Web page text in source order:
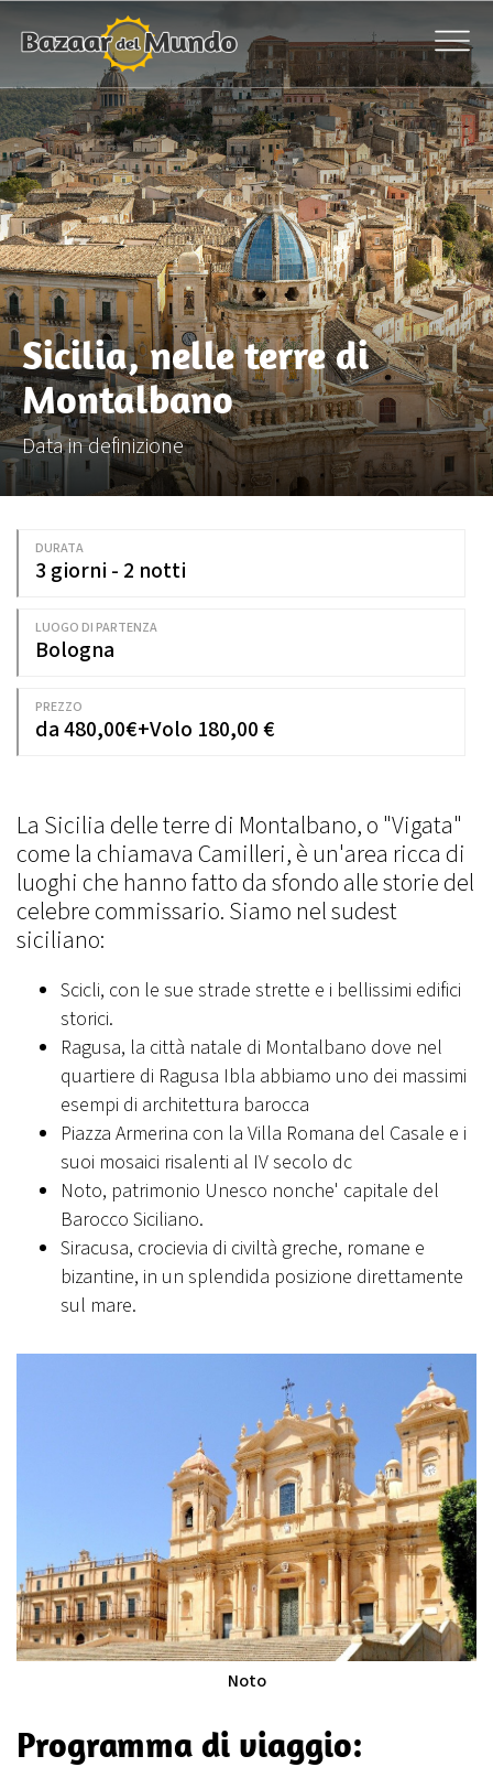
Data in definizione
Sicilia, nelle terre di
Montalbano
La Sicilia delle terre di Montalbano, o "Vigata"
come la chiamava Camilleri, è un'area ricca di
luoghi che hanno fatto da sfondo alle storie del
celebre commissario. Siamo nel sudest
siciliano:
Scicli, con le sue strade strette e i bellissimi edifici
storici.
Ragusa, la città natale di Montalbano dove nel
quartiere di Ragusa Ibla abbiamo uno dei massimi
esempi di architettura barocca
Piazza Armerina con la Villa Romana del Casale e i
suoi mosaici risalenti al IV secolo dc
Noto, patrimonio Unesco nonche' capitale del
Barocco Siciliano.
Siracusa, crocievia di civiltà greche, romane e
bizantine, in un splendida posizione direttamente
sul mare.
Noto
Programma di viaggio:
DURATA
3 giorni - 2 notti
LUOGO DI PARTENZA
Bologna
PREZZO
da 480,00€+Volo 180,00 €